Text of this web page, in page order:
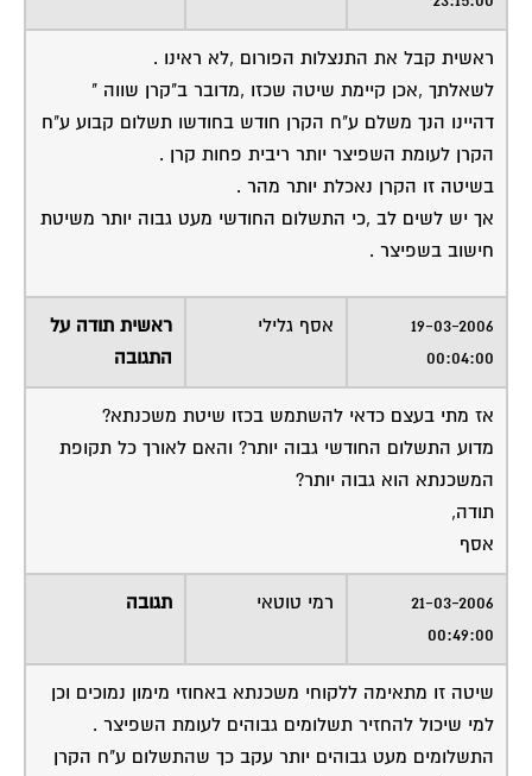
ראשית קבל את התנצלות הפורום ,לא ראינו .
לשאלתך ,אכן קיימת שיטה שכזו ,מדובר ב"קרן שווה "
דהיינו הנך משלם ע"ח הקרן חודש בחודשו תשלום קבוע ע"ח
הקרן לעומת השפיצר יותר ריבית פחות קרן .
בשיטה זו הקרן נאכלת יותר מהר .
אך יש לשים לב ,כי התשלום החודשי מעט גבוה יותר משיטת
חישוב בשפיצר .
19-03-2006
00:04:00
אסף גלילי
ראשית תודה על
התגובה
אז מתי בעצם כדאי להשתמש בכזו שיטת משכנתא?
מדוע התשלום החודשי גבוה יותר? והאם לאורך כל תקופת
המשכנתא הוא גבוה יותר?
תודה,
אסף
21-03-2006
00:49:00
רמי טוטאי תגובה
שיטה זו מתאימה ללקוחי משכנתא באחוזי מימון נמוכים וכן
למי שיכול להחזיר תשלומים גבוהים לעומת השפיצר .
התשלומים מעט גבוהים יותר עקב כך שהתשלום ע"ח הקרן